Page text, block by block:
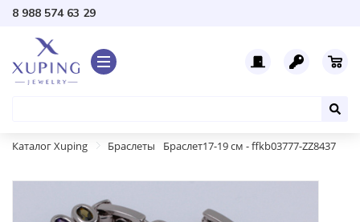
8 988 574 63 29
Каталог Xuping Браслеты Браслет17-19 см - ffkb03777-ZZ8437